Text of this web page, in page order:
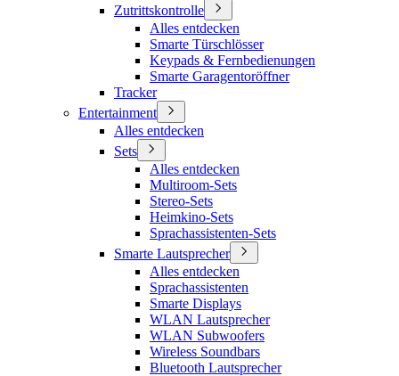
Zutrittskontrolle
Alles entdecken
Smarte Türschlösser
Keypads & Fernbedienungen
Smarte Garagentoröffner
Tracker
Entertainment
Alles entdecken
Sets
Alles entdecken
Multiroom-Sets
Stereo-Sets
Heimkino-Sets
Sprachassistenten-Sets
Smarte Lautsprecher
Alles entdecken
Sprachassistenten
Smarte Displays
WLAN Lautsprecher
WLAN Subwoofers
Wireless Soundbars
Bluetooth Lautsprecher